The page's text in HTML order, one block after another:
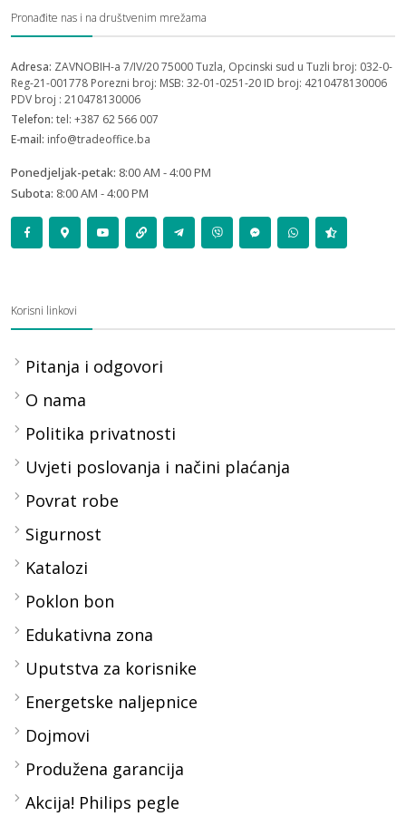
Pronađite nas i na društvenim mrežama
Adresa: ZAVNOBIH-a 7/IV/20 75000 Tuzla, Opcinski sud u Tuzli broj: 032-0-
Reg-21-001778 Porezni broj: MSB: 32-01-0251-20 ID broj: 4210478130006
PDV broj : 210478130006
Telefon: tel: +387 62 566 007
E-mail: info@tradeoffice.ba
Ponedjeljak-petak: 8:00 AM - 4:00 PM
Subota: 8:00 AM - 4:00 PM
Korisni linkovi
Pitanja i odgovori
O nama
Politika privatnosti
Uvjeti poslovanja i načini plaćanja
Povrat robe
Sigurnost
Katalozi
Poklon bon
Edukativna zona
Uputstva za korisnike
Energetske naljepnice
Dojmovi
Produžena garancija
Akcija! Philips pegle